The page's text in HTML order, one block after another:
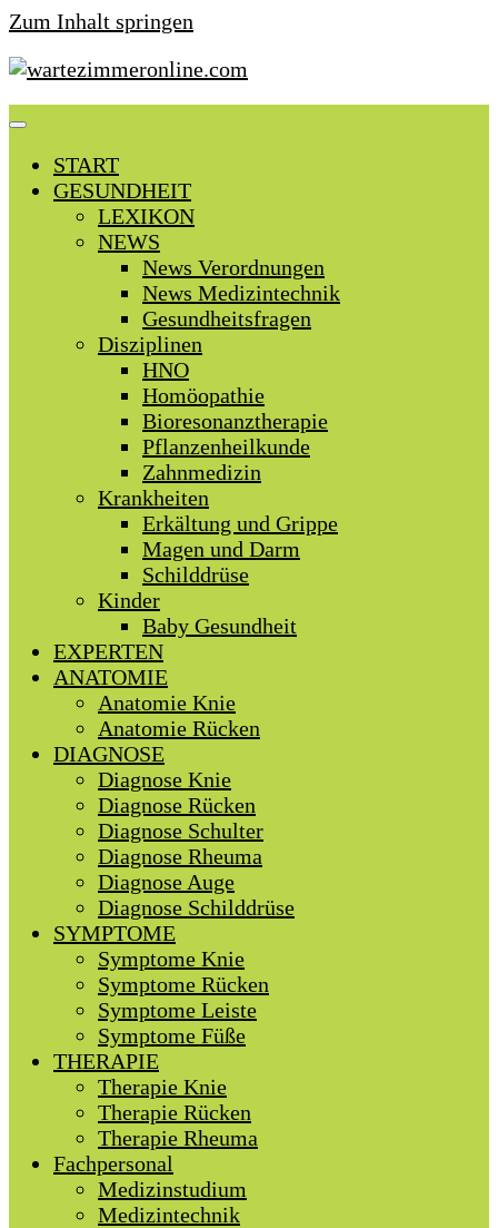
Zum Inhalt springen
START
GESUNDHEIT
LEXIKON
NEWS
News Verordnungen
News Medizintechnik
Gesundheitsfragen
Disziplinen
HNO
Homöopathie
Bioresonanztherapie
Pflanzenheilkunde
Zahnmedizin
Krankheiten
Erkältung und Grippe
Magen und Darm
Schilddrüse
Kinder
Baby Gesundheit
EXPERTEN
ANATOMIE
Anatomie Knie
Anatomie Rücken
DIAGNOSE
Diagnose Knie
Diagnose Rücken
Diagnose Schulter
Diagnose Rheuma
Diagnose Auge
Diagnose Schilddrüse
SYMPTOME
Symptome Knie
Symptome Rücken
Symptome Leiste
Symptome Füße
THERAPIE
Therapie Knie
Therapie Rücken
Therapie Rheuma
Fachpersonal
Medizinstudium
Medizintechnik